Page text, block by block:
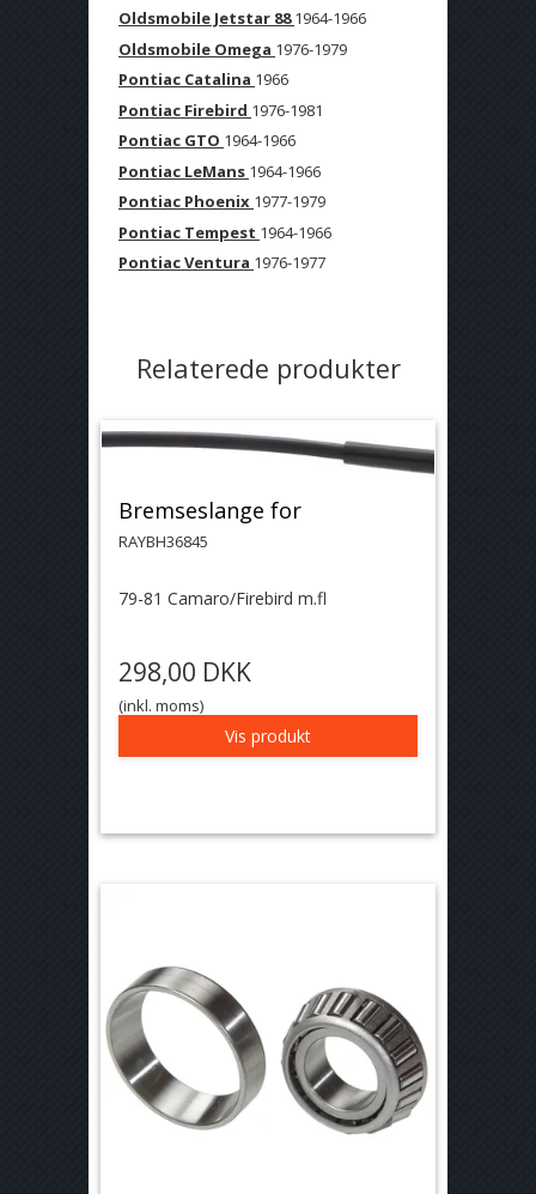
Oldsmobile Jetstar 881964-1966
Oldsmobile Omega 1976-1979
Pontiac Catalina 1966
Pontiac Firebird 1976-1981
Pontiac GTO 1964-1966
Pontiac LeMans 1964-1966
Pontiac Phoenix 1977-1979
Pontiac Tempest 1964-1966
Pontiac Ventura 1976-1977
Relaterede produkter
Bremseslange for
RAYBH36845
79-81 Camaro/Firebird m.fl
298,00 DKK
(inkl. moms)
Vis produkt